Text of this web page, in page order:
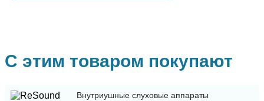
С этим товаром покупают
Внутриушные слуховые аппараты